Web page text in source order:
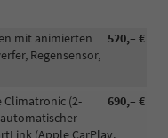
520,– €
mit animierten
Regensensor,
690,– €
Climatronic (2-
(Apple CarPlay,